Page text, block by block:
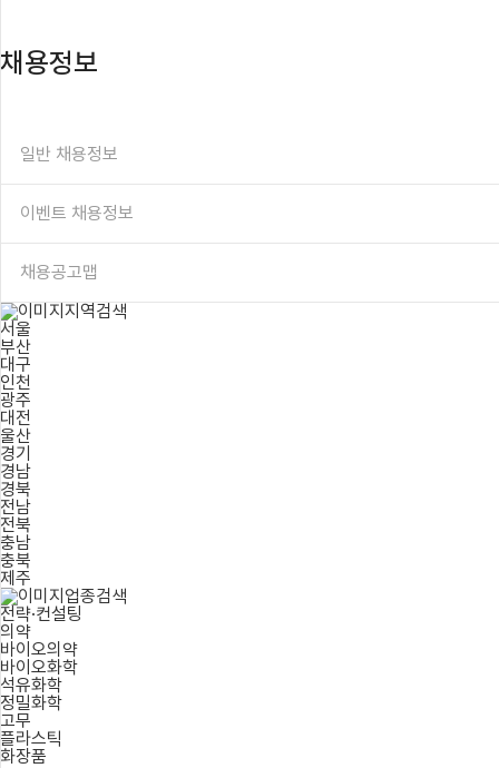
채용정보
일반 채용정보
이벤트 채용정보
채용공고맵
지역검색
서울
부산
대구
인천
광주
대전
울산
경기
경남
경북
전남
전북
충남
충북
제주
업종검색
전략·컨설팅
의약
바이오의약
바이오화학
석유화학
정밀화학
고무
플라스틱
화장품